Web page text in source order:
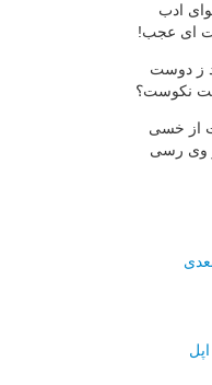
ادب
اى عجب!
ز دوست
نكوست؟
از خسى
وى رسى